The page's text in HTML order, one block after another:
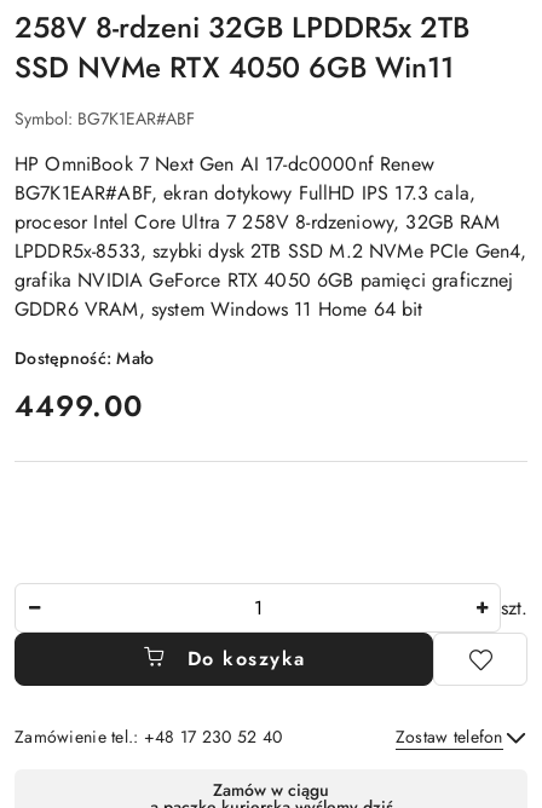
258V 8-rdzeni 32GB LPDDR5x 2TB
SSD NVMe RTX 4050 6GB Win11
Symbol: BG7K1EAR#ABF
HP OmniBook 7 Next Gen AI 17-dc0000nf Renew
BG7K1EAR#ABF, ekran dotykowy FullHD IPS 17.3 cala,
procesor Intel Core Ultra 7 258V 8-rdzeniowy, 32GB RAM
LPDDR5x-8533, szybki dysk 2TB SSD M.2 NVMe PCIe Gen4,
grafika NVIDIA GeForce RTX 4050 6GB pamięci graficznej
GDDR6 VRAM, system Windows 11 Home 64 bit
Dostępność:Mało
cena:
4499.00
szt.
Do koszyka
Zamówienie tel.: +48 17 230 52 40 Zostaw telefon
Zamów w ciągu